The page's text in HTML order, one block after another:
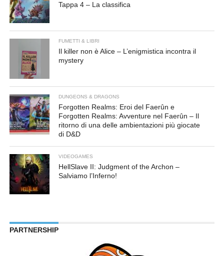
Tappa 4 – La classifica
FUMETTI & LIBRI
Il killer non è Alice – L’enigmistica incontra il
mystery
DUNGEONS & DRAGONS
Forgotten Realms: Eroi del Faerûn e
Forgotten Realms: Avventure nel Faerûn – Il
ritorno di una delle ambientazioni più giocate
di D&D
VIDEOGAMES
HellSlave II: Judgment of the Archon –
Salviamo l’Inferno!
PARTNERSHIP